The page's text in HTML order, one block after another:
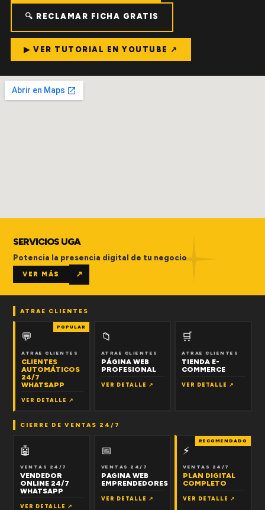
🔍 RECLAMAR FICHA GRATIS
▶ VER TUTORIAL EN YOUTUBE ↗
SERVICIOS UGA
Potencia la presencia digital de tu negocio
VER MÁS ↗
ATRAE CLIENTES
POPULAR
💬
ATRAE CLIENTES
CLIENTES
AUTOMÁTICOS
24/7
WHATSAPP
VER DETALLE ↗
📁
ATRAE CLIENTES
PÁGINA WEB
PROFESIONAL
VER DETALLE ↗
🛒
ATRAE CLIENTES
TIENDA E-
COMMERCE
VER DETALLE ↗
CIERRE DE VENTAS 24/7
🤖
VENTAS 24/7
VENDEDOR
ONLINE 24/7
WHATSAPP
VER DETALLE ↗
📅
VENTAS 24/7
PAGINA WEB
EMPRENDEDORES
VER DETALLE ↗
RECOMENDADO
⚡
VENTAS 24/7
PLAN DIGITAL
COMPLETO
VER DETALLE ↗